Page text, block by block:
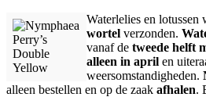
Waterlelies en
wortel verzonden.
vanaf detweede helft
alleen in april en
weersomstandigheden.
alleen bestellen en op de zaak afhalen.